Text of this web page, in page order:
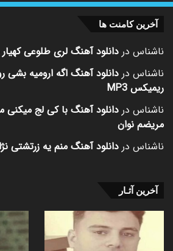
آخرین کامنت ها
ناشناس در دانلود آهنگ لری طلوعی
ناشناس در دانلود آهنگ اگه ارومیه
ریمیکس MP3
ناشناس در دانلود آهنگ با کی لج میکنی
مریضم نوان
ناشناس در دانلود آهنگ منم یه زرتشتی
آخرین آثـار